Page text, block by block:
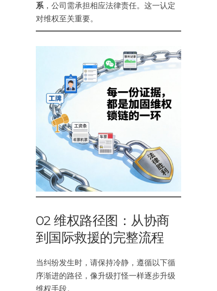
系 ，公司需承担相应法律责任。这一认定
对维权至关重要。
02 维权路径图：从协商
到国际救援的完整流程
当纠纷发生时，请保持冷静，遵循以下循
序渐进的路径，像升级打怪一样逐步升级
维权手段。